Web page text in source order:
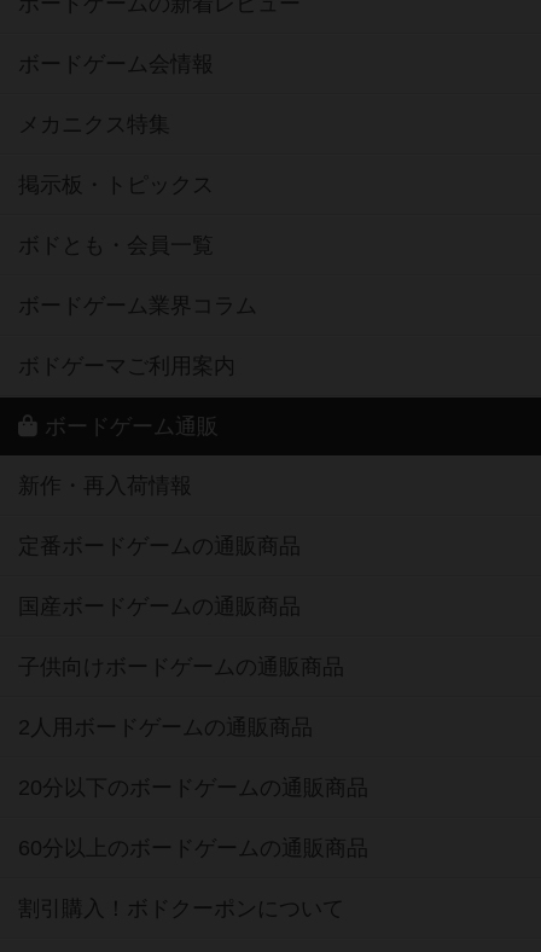
ボードゲーム会情報
メカニクス特集
掲示板・トピックス
ボドとも・会員一覧
ボードゲーム業界コラム
ボドゲーマご利用案内
ボードゲーム通販
新作・再入荷情報
定番ボードゲームの通販商品
国産ボードゲームの通販商品
子供向けボードゲームの通販商品
2人用ボードゲームの通販商品
20分以下のボードゲームの通販商品
60分以上のボードゲームの通販商品
割引購入！ボドクーポンについて